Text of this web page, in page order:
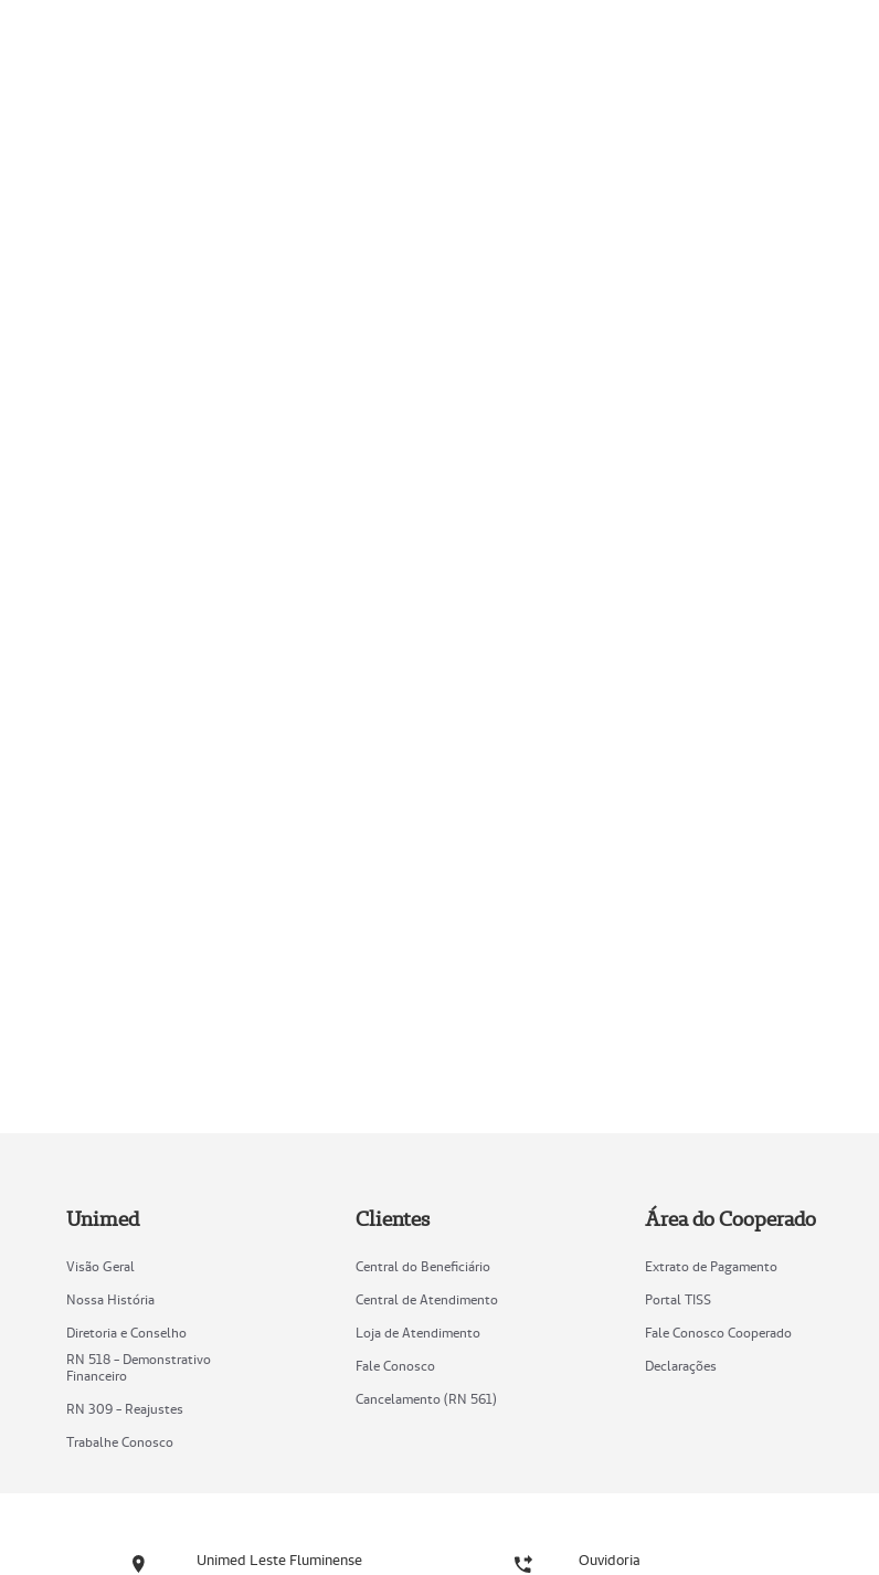
Unimed
Visão Geral
Nossa História
Diretoria e Conselho
RN 518 - Demonstrativo
Financeiro
RN 309 - Reajustes
Trabalhe Conosco
Clientes
Central do Beneficiário
Central de Atendimento
Loja de Atendimento
Fale Conosco
Cancelamento (RN 561)
Área do Cooperado
Extrato de Pagamento
Portal TISS
Fale Conosco Cooperado
Declarações
Unimed Leste Fluminense Ouvidoria